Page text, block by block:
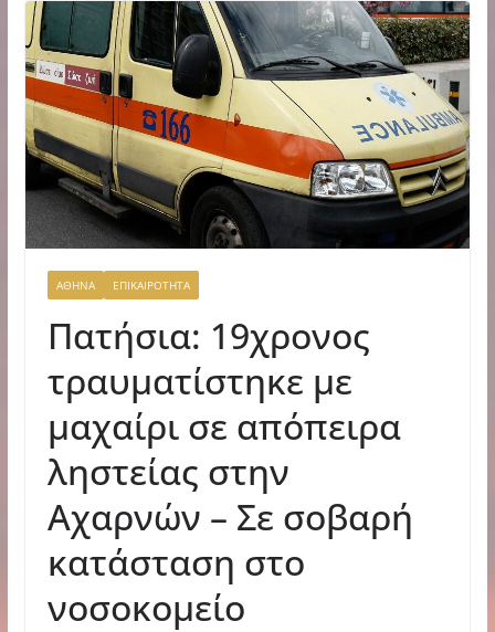
ΑΘΗΝΑ ΕΠΙΚΑΙΡΟΤΗΤΑ
Πατήσια: 19χρονος
τραυματίστηκε με
μαχαίρι σε απόπειρα
ληστείας στην
Αχαρνών – Σε σοβαρή
κατάσταση στο
νοσοκομείο